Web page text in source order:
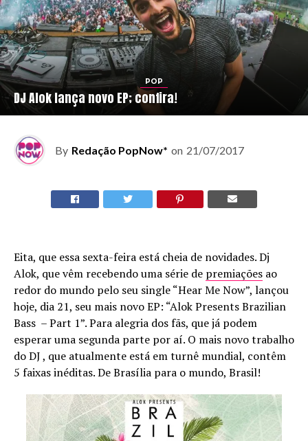
POP
DJ Alok lança novo EP; confira!
By Redação PopNow* on 21/07/2017
Eita, que essa sexta-feira está cheia de novidades. Dj
Alok, que vêm recebendo uma série de premiações ao
redor do mundo pelo seu single “Hear Me Now”, lançou
hoje, dia 21, seu mais novo EP: “Alok Presents Brazilian
Bass – Part 1”. Para alegria dos fãs, que já podem
esperar uma segunda parte por aí. O mais novo trabalho
do DJ , que atualmente está em turnê mundial, contêm
5 faixas inéditas. De Brasília para o mundo, Brasil!